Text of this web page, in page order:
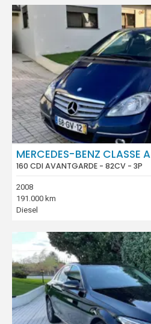
MERCEDES-BENZ CLASSE A
160 CDI AVANTGARDE - 82CV - 3P
2008
191.000 km
Diesel